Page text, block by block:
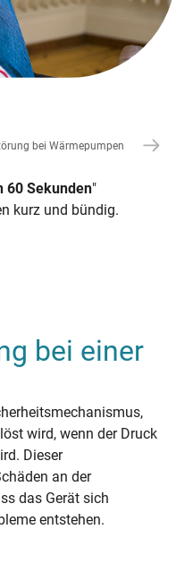
bei Wärmepumpen
60 Sekunden"
kurz und bündig.
bei einer
wird, wenn der Druck
Dieser
an der
das Gerät sich
entstehen.